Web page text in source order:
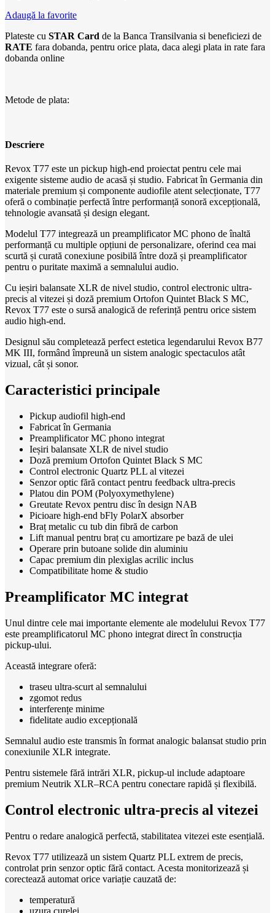
Adaugă la favorite
Plateste cu STAR Card de la Banca Transilvania si beneficiezi de
RATE fara dobanda, pentru orice plata, daca alegi plata in rate fara
dobanda online
Metode de plata:
Descriere
Revox T77 este un pickup high-end proiectat pentru cele mai
exigente sisteme audio de acasă și studio. Fabricat în Germania din
materiale premium și componente audiofile atent selecționate, T77
oferă o combinație perfectă între performanță sonoră excepțională,
tehnologie avansată și design elegant.
Modelul T77 integrează un preamplificator MC phono de înaltă
performanță cu multiple opțiuni de personalizare, oferind cea mai
scurtă și curată conexiune posibilă între doză și preamplificator
pentru o puritate maximă a semnalului audio.
Cu ieșiri balansate XLR de nivel studio, control electronic ultra-
precis al vitezei și doză premium Ortofon Quintet Black S MC,
Revox T77 este o sursă analogică de referință pentru orice sistem
audio high-end.
Designul său completează perfect estetica legendarului Revox B77
MK III, formând împreună un sistem analogic spectaculos atât
vizual, cât și sonor.
Caracteristici principale
Pickup audiofil high-end
Fabricat în Germania
Preamplificator MC phono integrat
Ieșiri balansate XLR de nivel studio
Doză premium Ortofon Quintet Black S MC
Control electronic Quartz PLL al vitezei
Senzor optic fără contact pentru feedback ultra-precis
Platou din POM (Polyoxymethylene)
Greutate Revox pentru disc în design NAB
Picioare high-end bFly PolarX absorber
Braț metalic cu tub din fibră de carbon
Lift manual pentru braț cu amortizare pe bază de ulei
Operare prin butoane solide din aluminiu
Capac premium din plexiglas acrilic inclus
Compatibilitate home & studio
Preamplificator MC integrat
Unul dintre cele mai importante elemente ale modelului Revox T77
este preamplificatorul MC phono integrat direct în construcția
pickup-ului.
Această integrare oferă:
traseu ultra-scurt al semnalului
zgomot redus
interferențe minime
fidelitate audio excepțională
Semnalul audio este transmis în format analogic balansat studio prin
conexiunile XLR integrate.
Pentru sistemele fără intrări XLR, pickup-ul include adaptoare
premium Neutrik XLR–RCA pentru conectare rapidă și flexibilă.
Control electronic ultra-precis al vitezei
Pentru o redare analogică perfectă, stabilitatea vitezei este esențială.
Revox T77 utilizează un sistem Quartz PLL extrem de precis,
controlat prin senzor optic fără contact. Acesta monitorizează și
corectează automat orice variație cauzată de:
temperatură
uzura curelei